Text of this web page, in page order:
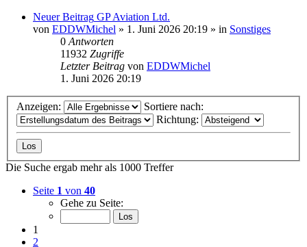
Neuer Beitrag GP Aviation Ltd.
von EDDWMichel » 1. Juni 2026 20:19 » in Sonstiges
0 Antworten
11932 Zugriffe
Letzter Beitrag von EDDWMichel
1. Juni 2026 20:19
Anzeigen:
Sortiere nach:
Richtung:
Die Suche ergab mehr als 1000 Treffer
Seite 1 von 40
Gehe zu Seite:
1
2